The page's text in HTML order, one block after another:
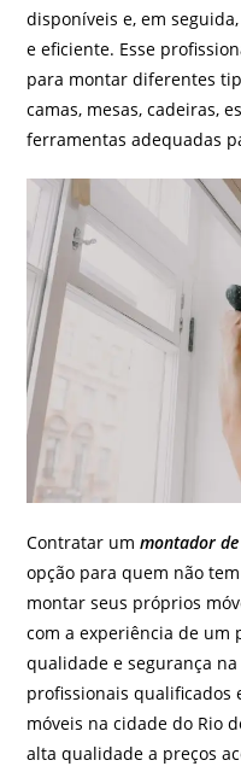
disponíveis e, em
e eficiente. Esse
para montar diferentes
camas, mesas, cadeiras,
ferramentas adequadas
Contratar ummontador de
opção para quem não
montar seus próprios
com a experiência de um
qualidade e segurança
profissionais qualificados
móveis na cidade do Rio
alta qualidade a preços